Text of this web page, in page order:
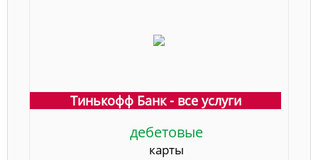
Тинькофф Банк - все услуги
дебетовые
карты